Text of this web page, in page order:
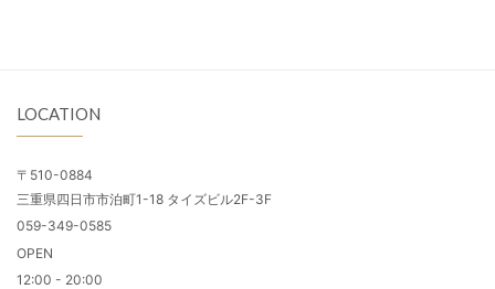
LOCATION
〒510-0884
三重県四日市市泊町1-18 タイズビル2F-3F
059-349-0585
OPEN
12:00 - 20:00